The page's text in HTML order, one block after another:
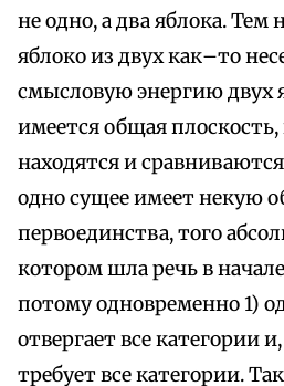
не одно, а два яблока. Тем
яблоко из двух как–то
смысловую энергию двух
имеется общая
находятся и
одно сущее имеет некую
первоединства, того
котором шла речь в
потому одновременно 1)
отвергает все категории
требует все категории.